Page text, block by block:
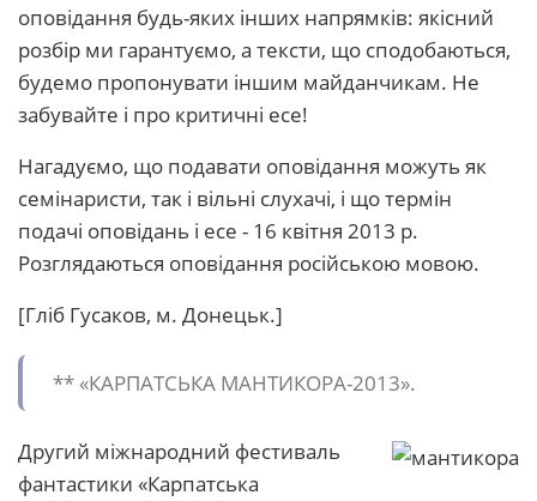
оповідання будь-яких інших напрямків: якісний
розбір ми гарантуємо, а тексти, що сподобаються,
будемо пропонувати іншим майданчикам. Не
забувайте і про критичні есе!
Нагадуємо, що подавати оповідання можуть як
семінаристи, так і вільні слухачі, і що термін
подачі оповідань і есе - 16 квітня 2013 р.
Розглядаються оповідання російською мовою.
[Гліб Гусаков, м. Донецьк.]
** «КАРПАТСЬКА МАНТИКОРА-2013».
Другий міжнародний фестиваль
фантастики «Карпатська